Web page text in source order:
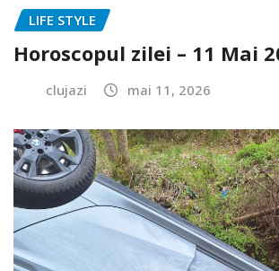
LIFE STYLE
Horoscopul zilei – 11 Mai
clujazi mai 11, 2026